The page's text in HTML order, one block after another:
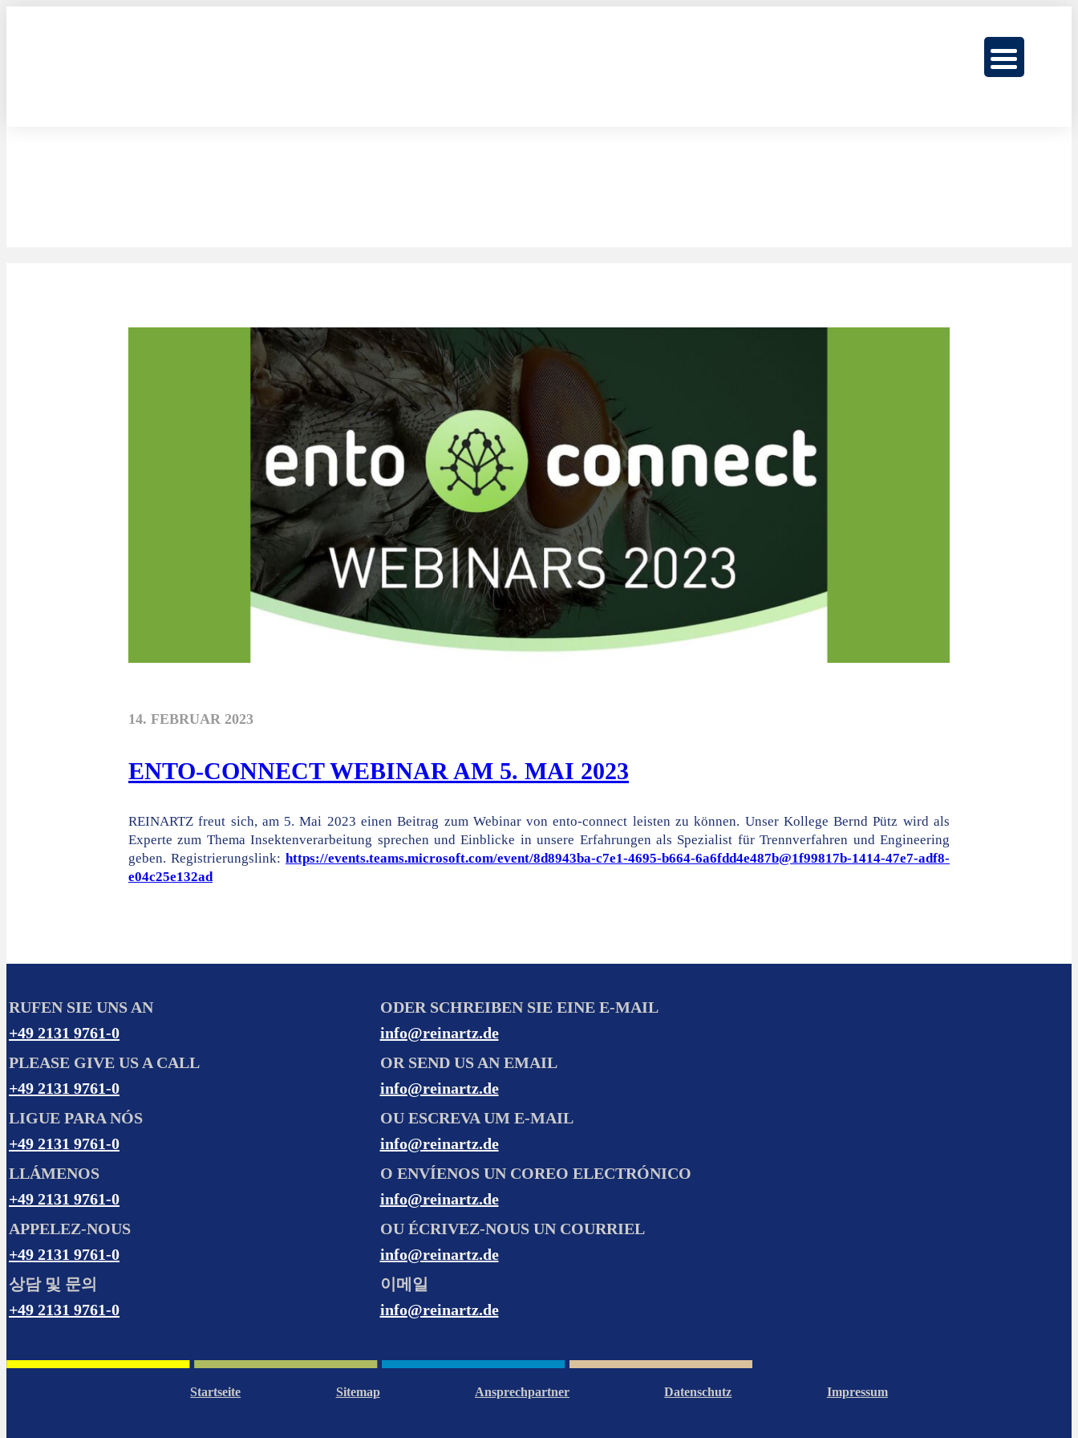
14. FEBRUAR 2023
ENTO-CONNECT WEBINAR AM 5. MAI 2023
REINARTZ freut sich, am 5. Mai 2023 einen Beitrag zum Webinar von ento-connect leisten zu können. Unser Kollege Bernd Pütz wird als
Experte zum Thema Insektenverarbeitung sprechen und Einblicke in unsere Erfahrungen als Spezialist für Trennverfahren und Engineering
geben. Registrierungslink: https://events.teams.microsoft.com/event/8d8943ba-c7e1-4695-b664-6a6fdd4e487b@1f99817b-1414-47e7-adf8-
e04c25e132ad
RUFEN SIE UNS AN
+49 2131 9761-0
ODER SCHREIBEN SIE EINE E-MAIL
info@reinartz.de
PLEASE GIVE US A CALL
+49 2131 9761-0
OR SEND US AN EMAIL
info@reinartz.de
LIGUE PARA NÓS
+49 2131 9761-0
OU ESCREVA UM E-MAIL
info@reinartz.de
LLÁMENOS
+49 2131 9761-0
O ENVÍENOS UN COREO ELECTRÓNICO
info@reinartz.de
APPELEZ-NOUS
+49 2131 9761-0
OU ÉCRIVEZ-NOUS UN COURRIEL
info@reinartz.de
상담 및 문의
+49 2131 9761-0
이메일
info@reinartz.de
Startseite Sitemap Ansprechpartner Datenschutz Impressum